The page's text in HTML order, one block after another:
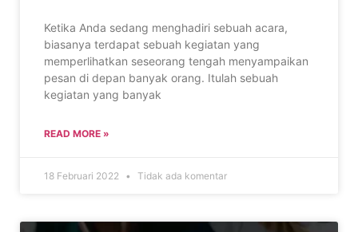
Ketika Anda sedang menghadiri sebuah acara,
biasanya terdapat sebuah kegiatan yang
memperlihatkan seseorang tengah menyampaikan
pesan di depan banyak orang. Itulah sebuah
kegiatan yang banyak
READ MORE »
18 Februari 2022 Tidak ada komentar